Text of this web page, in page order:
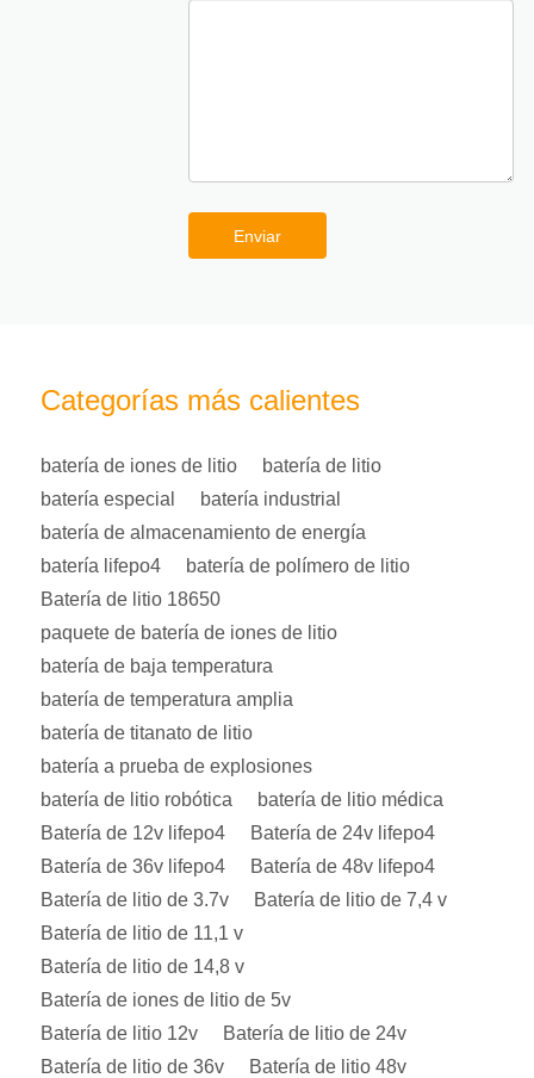
Enviar
Categorías más calientes
batería de iones de litio
batería de litio
batería especial
batería industrial
batería de almacenamiento de energía
batería lifepo4
batería de polímero de litio
Batería de litio 18650
paquete de batería de iones de litio
batería de baja temperatura
batería de temperatura amplia
batería de titanato de litio
batería a prueba de explosiones
batería de litio robótica
batería de litio médica
Batería de 12v lifepo4
Batería de 24v lifepo4
Batería de 36v lifepo4
Batería de 48v lifepo4
Batería de litio de 3.7v
Batería de litio de 7,4 v
Batería de litio de 11,1 v
Batería de litio de 14,8 v
Batería de iones de litio de 5v
Batería de litio 12v
Batería de litio de 24v
Batería de litio de 36v
Batería de litio 48v